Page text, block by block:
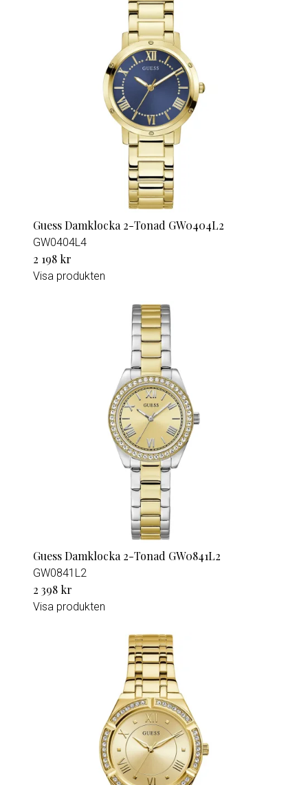
Guess Damklocka 2-Tonad GW0404L2
GW0404L4
2 198 kr
Visa produkten
Guess Damklocka 2-Tonad GW0841L2
GW0841L2
2 398 kr
Visa produkten